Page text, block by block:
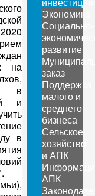
на
в
и
в
Экономика
Социально-
развитие
заказ
Поддержка
малого и
среднего
бизнеса
Сельское
хозяйство
и АПК
АПК